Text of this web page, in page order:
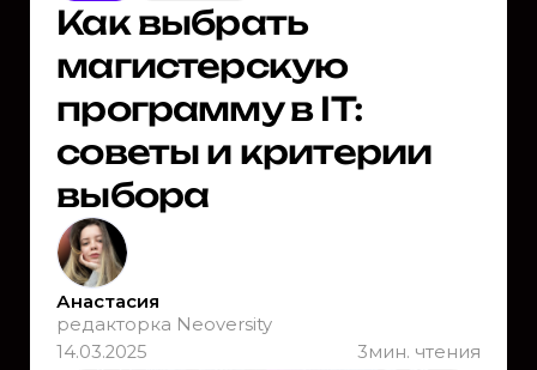
Как выбрать
магистерскую
программу в IT:
советы и критерии
выбора
Анастасия
редакторка Neoversity
14.03.2025
3мин. чтения